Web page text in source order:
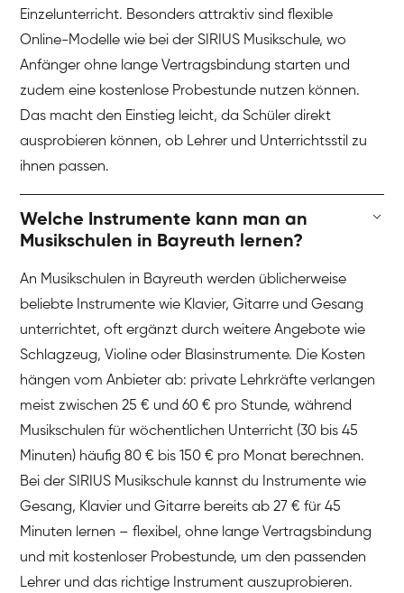
Einzelunterricht. Besonders attraktiv sind flexible
Online-Modelle wie bei der SIRIUS Musikschule, wo
Anfänger ohne lange Vertragsbindung starten und
zudem eine kostenlose Probestunde nutzen können.
Das macht den Einstieg leicht, da Schüler direkt
ausprobieren können, ob Lehrer und Unterrichtsstil zu
ihnen passen.
Welche Instrumente kann man an
Musikschulen in Bayreuth lernen?
An Musikschulen in Bayreuth werden üblicherweise
beliebte Instrumente wie Klavier, Gitarre und Gesang
unterrichtet, oft ergänzt durch weitere Angebote wie
Schlagzeug, Violine oder Blasinstrumente. Die Kosten
hängen vom Anbieter ab: private Lehrkräfte verlangen
meist zwischen 25 € und 60 € pro Stunde, während
Musikschulen für wöchentlichen Unterricht (30 bis 45
Minuten) häufig 80 € bis 150 € pro Monat berechnen.
Bei der SIRIUS Musikschule kannst du Instrumente wie
Gesang, Klavier und Gitarre bereits ab 27 € für 45
Minuten lernen – flexibel, ohne lange Vertragsbindung
und mit kostenloser Probestunde, um den passenden
Lehrer und das richtige Instrument auszuprobieren.